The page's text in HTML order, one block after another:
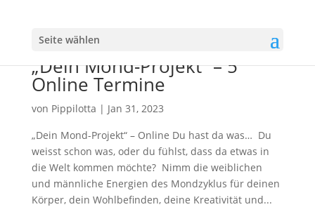
Seite wählen
„Dein Mond-Projekt“ – 5
Online Termine
von Pippilotta | Jan 31, 2023
„Dein Mond-Projekt“ – Online Du hast da was… Du
weisst schon was, oder du fühlst, dass da etwas in
die Welt kommen möchte? Nimm die weiblichen
und männliche Energien des Mondzyklus für deinen
Körper, dein Wohlbefinden, deine Kreativität und...